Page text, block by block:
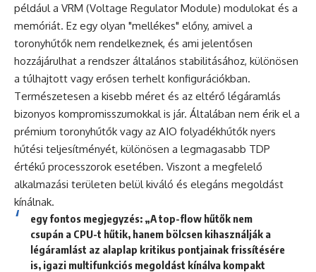
például a VRM (Voltage Regulator Module) modulokat és a
memóriát. Ez egy olyan "mellékes" előny, amivel a
toronyhűtők nem rendelkeznek, és ami jelentősen
hozzájárulhat a rendszer általános stabilitásához, különösen
a túlhajtott vagy erősen terhelt konfigurációkban.
Természetesen a kisebb méret és az eltérő légáramlás
bizonyos kompromisszumokkal is jár. Általában nem érik el a
prémium toronyhűtők vagy az AIO folyadékhűtők nyers
hűtési teljesítményét, különösen a legmagasabb TDP
értékű processzorok esetében. Viszont a megfelelő
alkalmazási területen belül kiváló és elegáns megoldást
kínálnak.
egy fontos megjegyzés: „A top-flow hűtők nem
csupán a CPU-t hűtik, hanem bölcsen kihasználják a
légáramlást az alaplap kritikus pontjainak frissítésére
is, igazi multifunkciós megoldást kínálva kompakt